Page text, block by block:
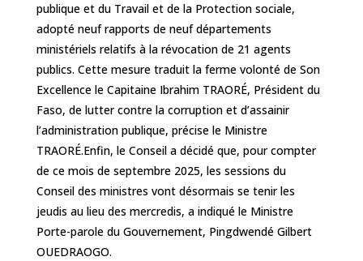
publique et du Travail et de la Protection sociale,
adopté neuf rapports de neuf départements
ministériels relatifs à la révocation de 21 agents
publics. Cette mesure traduit la ferme volonté de Son
Excellence le Capitaine Ibrahim TRAORÉ, Président du
Faso, de lutter contre la corruption et d’assainir
l’administration publique, précise le Ministre
TRAORÉ.Enfin, le Conseil a décidé que, pour compter
de ce mois de septembre 2025, les sessions du
Conseil des ministres vont désormais se tenir les
jeudis au lieu des mercredis, a indiqué le Ministre
Porte-parole du Gouvernement, Pingdwendé Gilbert
OUEDRAOGO.